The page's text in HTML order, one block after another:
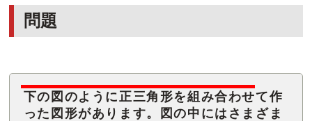
問題
下の図のように正三角形を組み合わせて作
った図形があります。図の中にはさまざま